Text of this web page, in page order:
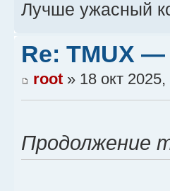
Лучше ужасный
Re: TMUX
root » 18 окт
Продолжение